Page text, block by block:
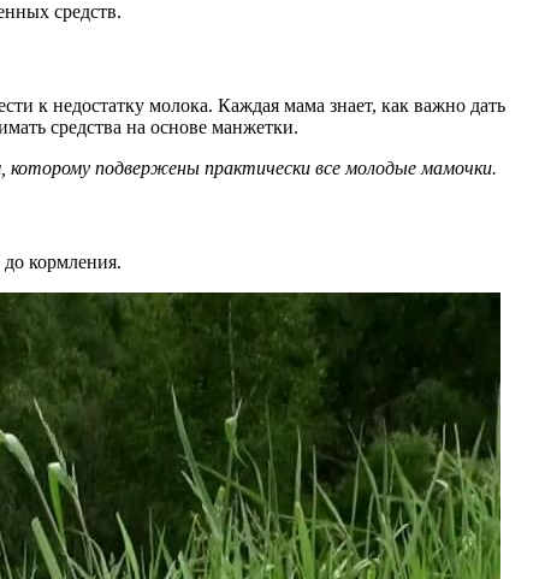
средств.
к недостатку молока. Каждая мама знает, как важно дать
средства на основе манжетки.
подвержены практически все молодые мамочки.
кормления.